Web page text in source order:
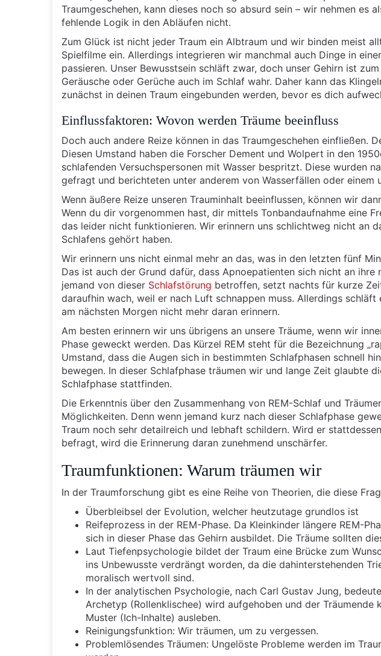
Traumgeschehen, kann dieses noch so absurd sein – wir nehmen es
fehlende Logik in den Abläufen nicht.
Zum Glück ist nicht jeder Traum ein Albtraum und wir binden meist
Spielfilme ein. Allerdings integrieren wir manchmal auch Dinge in
passieren. Unser Bewusstsein schläft zwar, doch unser Gehirn ist
Geräusche oder Gerüche auch im Schlaf wahr. Daher kann das
zunächst in deinen Traum eingebunden werden, bevor es dich
Einflussfaktoren: Wovon werden Träume beeinfluss
Doch auch andere Reize können in das Traumgeschehen einfließen.
Diesen Umstand haben die Forscher Dement und Wolpert in den
schlafenden Versuchspersonen mit Wasser bespritzt. Diese wurden
gefragt und berichteten unter anderem von Wasserfällen oder einem
Wenn äußere Reize unseren Trauminhalt beeinflussen, können wir
Wenn du dir vorgenommen hast, dir mittels Tonbandaufnahme eine
das leider nicht funktionieren. Wir erinnern uns schlichtweg nicht an
Schlafens gehört haben.
Wir erinnern uns nicht einmal mehr an das, was in den letzten fünf
Das ist auch der Grund dafür, dass Apnoepatienten sich nicht an
jemand von dieser Schlafstörung betroffen, setzt nachts für kurze
daraufhin wach, weil er nach Luft schnappen muss. Allerdings
am nächsten Morgen nicht mehr daran erinnern.
Am besten erinnern wir uns übrigens an unsere Träume, wenn wir
Phase geweckt werden. Das Kürzel REM steht für die Bezeichnung
Umstand, dass die Augen sich in bestimmten Schlafphasen schnell
bewegen. In dieser Schlafphase träumen wir und lange Zeit glaubte
Schlafphase stattfinden.
Die Erkenntnis über den Zusammenhang von REM-Schlaf und
Möglichkeiten. Denn wenn jemand kurz nach dieser Schlafphase
Traum noch sehr detailreich und lebhaft schildern. Wird er
befragt, wird die Erinnerung daran zunehmend unschärfer.
Traumfunktionen: Warum träumen wir
In der Traumforschung gibt es eine Reihe von Theorien, die diese
Überbleibsel der Evolution, welcher heutzutage grundlos ist
Reifeprozess in der REM-Phase. Da Kleinkinder längere REM-
sich in dieser Phase das Gehirn ausbildet. Die Träume sollten
Laut Tiefenpsychologie bildet der Traum eine Brücke zum
ins Unbewusste verdrängt worden, da die dahinterstehenden
moralisch wertvoll sind.
In der analytischen Psychologie, nach Carl Gustav Jung,
Archetyp (Rollenklischee) wird aufgehoben und der Träumende
Muster (Ich-Inhalte) ausleben.
Reinigungsfunktion: Wir träumen, um zu vergessen.
Problemlösendes Träumen: Ungelöste Probleme werden im